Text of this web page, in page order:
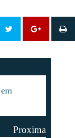
Proxima